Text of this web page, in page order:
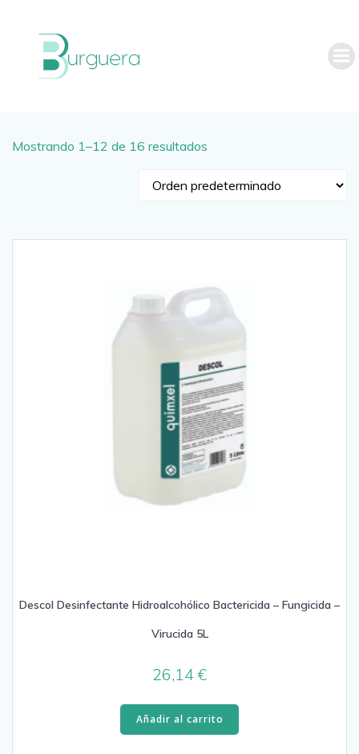
Mostrando 1–12 de 16 resultados
Descol Desinfectante Hidroalcohólico Bactericida – Fungicida –
Virucida 5L
26,14€
Añadir al carrito